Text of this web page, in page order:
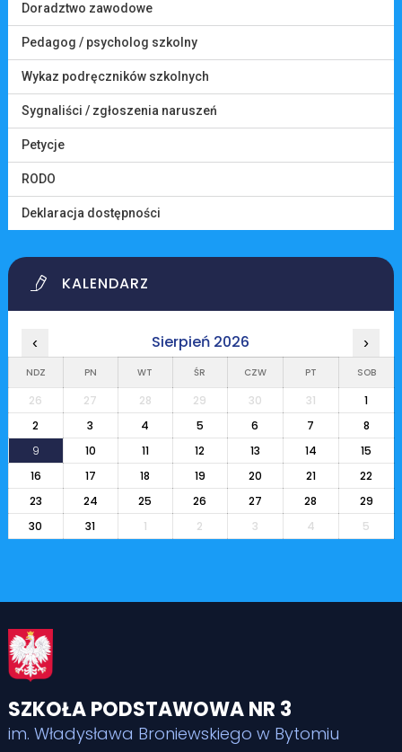
Doradztwo zawodowe
Pedagog / psycholog szkolny
Wykaz podręczników szkolnych
Sygnaliści / zgłoszenia naruszeń
Petycje
RODO
Deklaracja dostępności
KALENDARZ
‹ Sierpień 2026 ›
NDZ PN WT ŚR CZW PT SOB
26 27 28 29 30 31
1
2
3 4 5 6 7
8
9
10 11 12 13 14
15
16
17 18 19 20 21
22
23
24 25 26 27 28
29
30
31 1 2 3 4 5
SZKOŁA PODSTAWOWA NR 3
im. Władysława Broniewskiego w Bytomiu